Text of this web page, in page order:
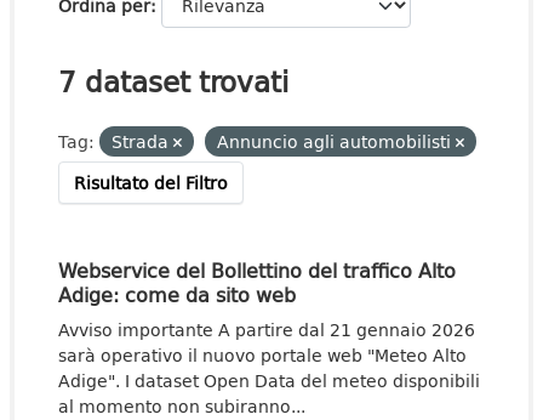
Ordina per
7 dataset trovati
Tag: Strada
Annuncio agli automobilisti
Risultato del Filtro
Webservice del Bollettino del traffico Alto
Adige: come da sito web
Avviso importante A partire dal 21 gennaio 2026
sarà operativo il nuovo portale web "Meteo Alto
Adige". I dataset Open Data del meteo disponibili
al momento non subiranno...